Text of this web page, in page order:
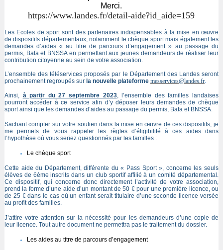
Merci.
https://www.landes.fr/detail-aide?id_aide=159
Les Ecoles de sport sont des partenaires indispensables à la mise en œuvre
de dispositifs départementaux, notamment le chèque sport mais également les
demandes d’aides « au titre de parcours d’engagement » au passage du
permis, Bafa et BNSSA en permettant aux jeunes demandeurs de réaliser leur
contribution citoyenne au sein de votre association.
L’ensemble des téléservices proposés par le Département des Landes seront
prochainement regroupés sur la nouvelle plateforme messervices@landes.fr.
Ainsi, à partir du 27 septembre 2023, l’ensemble des familles landaises
pourront accéder à ce service afin d’y déposer leurs demandes de chèque
sport ainsi que les demandes d’aides au passage du permis, Bafa et BNSSA.
Sachant compter sur votre soutien dans la mise en œuvre de ces dispositifs, je
me permets de vous rappeler les règles d’éligibilité à ces aides dans
l’hypothèse où vous seriez questionnés par les familles :
Le chèque sport
Cette aide du Département, différente du « Pass Sport », concerne les seuls
élèves de 6ème inscrits dans un club sportif affilié à un comité départemental.
Ce dispositif, qui concerne donc directement l’activité de votre association,
prend la forme d’une aide d’un montant de 50 € pour une première licence, ou
de 25 € dans le cas où un enfant serait titulaire d’une seconde licence versée
au profit des familles.
J’attire votre attention sur la nécessité pour les demandeurs d’une copie de
leur licence. Tout autre document ne permettra pas le traitement du dossier.
Les aides au titre de parcours d’engagement